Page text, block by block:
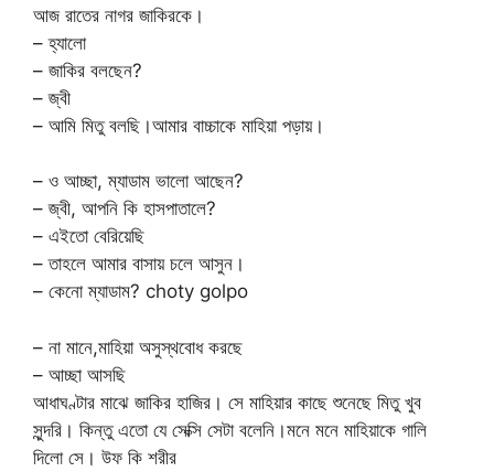
আজ রাতের নাগর জাকিরকে।
– হ্যালো
– জাকির বলছেন?
– জ্বী
– আমি মিতু বলছি।আমার বাচ্চাকে মাহিয়া পড়ায়।
– ও আচ্ছা, ম্যাডাম ভালো আছেন?
– জ্বী, আপনি কি হাসপাতালে?
– এইতো বেরিয়েছি
– তাহলে আমার বাসায় চলে আসুন।
– কেনো ম্যাডাম? choty golpo
– না মানে,মাহিয়া অসুস্থবোধ করছে
– আচ্ছা আসছি
আধাঘণ্টার মাঝে জাকির হাজির। সে মাহিয়ার কাছে শুনেছে মিতু খুব
সুন্দরি। কিন্তু এতো যে সেক্সি সেটা বলেনি।মনে মনে মাহিয়াকে গালি
দিলো সে। উফ কি শরীর